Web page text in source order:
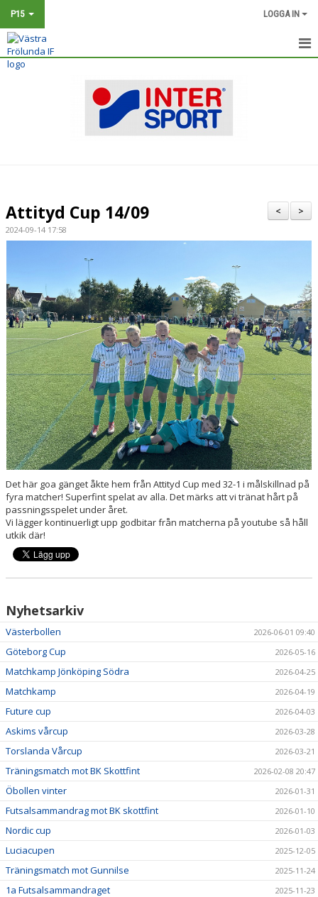
P15 LOGGA IN
HEM
BILDGALLERI
KONTAKT
>
<
Attityd Cup 14/09
2024-09-14 17:58
Det här goa gänget åkte hem från Attityd Cup med 32-1 i målskillnad på
fyra matcher! Superfint spelat av alla. Det märks att vi tränat hårt på
passningsspelet under året.
Vi lägger kontinuerligt upp godbitar från matcherna på youtube så håll
utkik där!
Nyhetsarkiv
Västerbollen 2026-06-01 09:40
Göteborg Cup 2026-05-16
Matchkamp Jönköping Södra 2026-04-25
Matchkamp 2026-04-19
Future cup 2026-04-03
Askims vårcup 2026-03-28
Torslanda Vårcup 2026-03-21
Träningsmatch mot BK Skottfint 2026-02-08 20:47
Öbollen vinter 2026-01-31
Futsalsammandrag mot BK skottfint 2026-01-10
Nordic cup 2026-01-03
Luciacupen 2025-12-05
Träningsmatch mot Gunnilse 2025-11-24
1a Futsalsammandraget 2025-11-23